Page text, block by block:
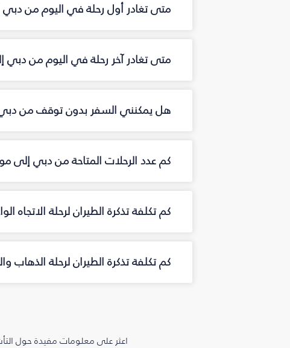
متى تغادر أول رحلة في اليوم من
متى تغادر آخر رحلة في اليوم من
هل يمكنني السفر بدون توقف من
كم عدد الرحلات المتاحة من دبي إلى
كم تكلفة تذكرة الطيران لرحلة
كم تكلفة تذكرة الطيران لرحلة
اعثر على معلومات مفيدة حول